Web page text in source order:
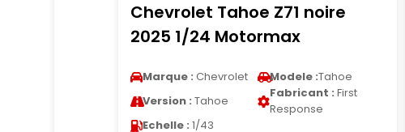
Chevrolet Tahoe Z71 noire
2025 1/24 Motormax
Marque : Chevrolet Modele :Tahoe
Version : Tahoe
Fabricant : First
Response
Echelle : 1/43